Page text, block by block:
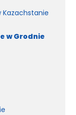
w Grodnie